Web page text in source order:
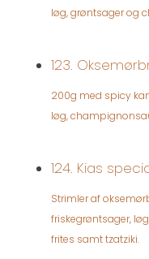
løg, grøntsager og
123.
200g med spicy
løg,
124. Kias
Strimler af
friskegrøntsager,
frites samt tzatziki.